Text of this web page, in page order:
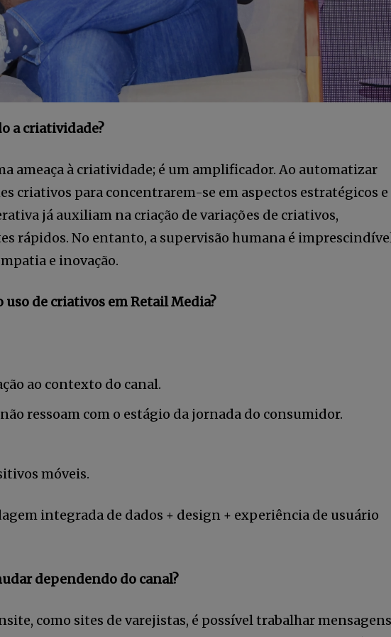
a criatividade?
ameaça à criatividade; é um amplificador. Ao automatizar
criativos para concentrarem-se em aspectos estratégicos e
já auxiliam na criação de variações de criativos,
rápidos. No entanto, a supervisão humana é
e inovação.
uso de criativos em Retail Media?
ao contexto do canal.
ressoam com o estágio da jornada do consumidor.
móveis.
integrada de dados + design + experiência de usuário
dependendo do canal?
como sites de varejistas, é possível trabalhar mensagens